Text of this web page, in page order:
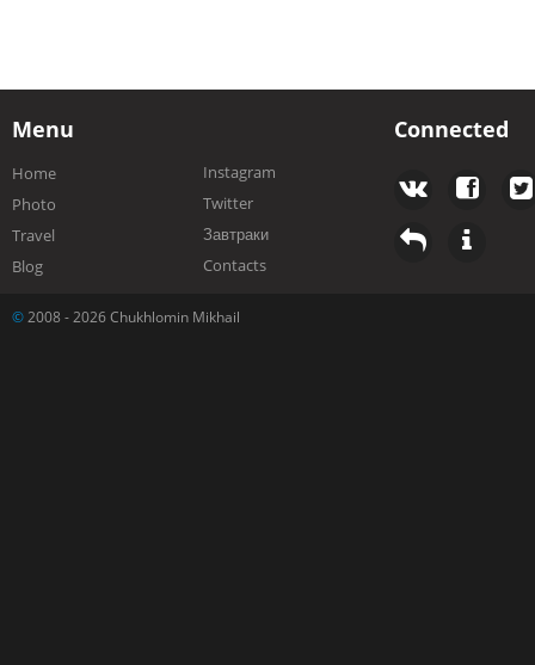
Menu
Home
Photo
Travel
Blog
Instagram
Twitter
Завтраки
Contacts
Connected
© 2008 - 2026 Chukhlomin Mikhail